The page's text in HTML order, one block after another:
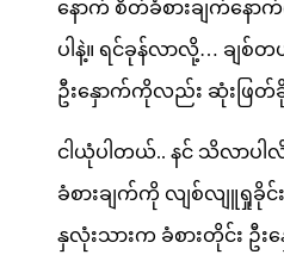
နောက် စိတ်ခံစားချက်နေ
ပါနဲ့။ ရင်ခုန်လာလို့… ချစ်တ
ဦးနှောက်ကိုလည်း ဆုံးဖြတ်ခို
ငါယုံပါတယ်.. နင် သိလာပ
ခံစားချက်ကို လျစ်လျူရှုခိုင်
နှလုံးသားက ခံစားတိုင်း ဦ